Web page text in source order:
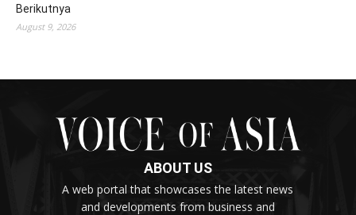
Berikutnya
August 9, 2026
ABOUT US
A web portal that showcases the latest news
and developments from business and